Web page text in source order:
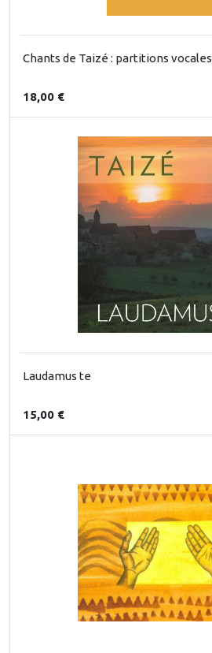
Chants de Taizé : partitions vocales
18,00 €
Laudamus te
15,00 €